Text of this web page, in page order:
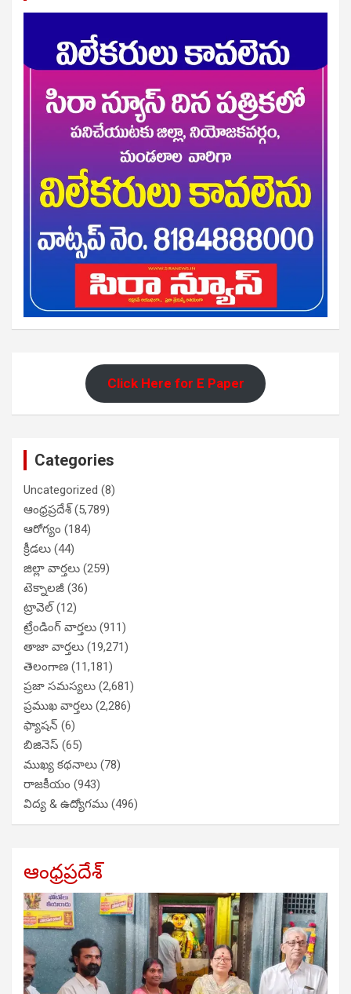
Click Here for E Paper
Categories
Uncategorized (8)
ఆంధ్రప్రదేశ్(5,789)
ఆరోగ్యం (184)
క్రీడలు (44)
జిల్లా వార్తలు (259)
టెక్నాలజీ (36)
ట్రావెల్(12)
ట్రేండింగ్ వార్తలు (911)
తాజా వార్తలు (19,271)
తెలంగాణ (11,181)
ప్రజా సమస్యలు (2,681)
ప్రముఖ వార్తలు (2,286)
ఫ్యాషన్ (6)
బిజినెస్ (65)
ముఖ్య కథనాలు (78)
రాజకీయం (943)
విద్య & ఉద్యోగము (496)
ఆంధ్రప్రదేశ్